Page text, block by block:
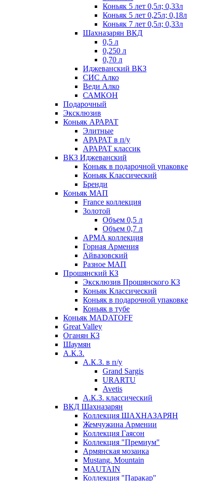
Коньяк 5 лет 0,5л; 0,33л
Коньяк 5 лет 0,25л; 0,18л
Коньяк 7 лет 0,5л; 0,33л
Шахназарян ВКД
0,5 л
0,250 л
0,70 л
Иджеванский ВКЗ
СИС Алко
Веди Алко
САМКОН
Подарочный
Эксклюзив
Коньяк АРАРАТ
Элитные
АРАРАТ в п/у
АРАРАТ классик
ВКЗ Иджеванский
Коньяк в подарочной упаковке
Коньяк Классический
Бренди
Коньяк МАП
France коллекция
Золотой
Объем 0,5 л
Объем 0,7 л
АРМА коллекция
Горная Армения
Айвазовский
Разное МАП
Прошянский КЗ
Эксклюзив Прошянского КЗ
Коньяк Классический
Коньяк в подарочной упаковке
Коньяк в тубе
Коньяк MADATOFF
Great Valley
Оганян КЗ
Шаумян
А.К.З.
А.К.З. в п/у
Grand Sargis
URARTU
Avetis
А.К.З. классический
ВКД Шахназарян
Коллекция ШАХНАЗАРЯН
Жемчужина Армении
Коллекция Гаясон
Коллекция "Премиум"
Армянская мозаика
Mustang. Mountain
MAUTAIN
Коллекция "Паракар"